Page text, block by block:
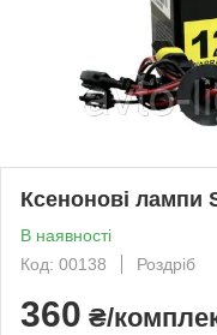
Ксенонові лампи
В наявності
Код: 00138
Роздріб
360 ₴/